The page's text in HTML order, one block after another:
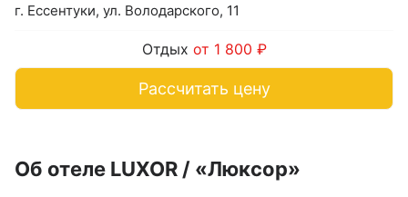
г. Ессентуки, ул. Володарского, 11
Отдых от 1 800 ₽
Рассчитать цену
Об отеле LUXOR / «Люксор»